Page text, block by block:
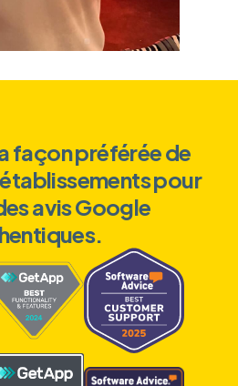
façon préférée de
pour
avis Google